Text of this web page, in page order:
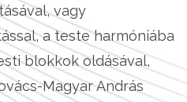
vagy
a teste harmóniába
blokkok oldásával,
Magyar András